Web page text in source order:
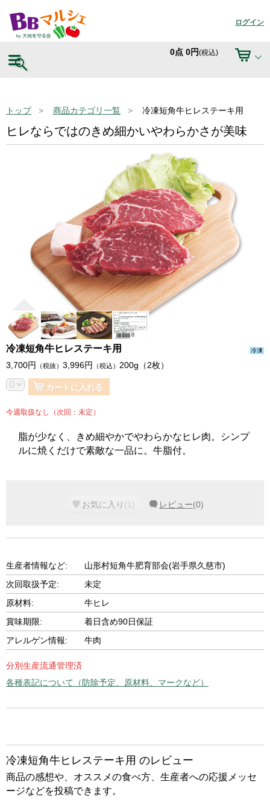
ログイン
0点 0円(税込)
トップ 商品カテゴリ一覧 冷凍短角牛ヒレステーキ用
ヒレならではのきめ細かいやわらかさが美味
冷凍短角牛ヒレステーキ用 冷凍
3,700円 （税抜） 3,996円 （税込） 200g（2枚）
カートに入れる
今週取扱なし（次回：未定）
脂が少なく、きめ細やかでやわらかなヒレ肉。シンプ
ルに焼くだけで素敵な一品に。牛脂付。
お気に入り (1 ) レビュー(0)
生産者情報など:
山形村短角牛肥育部会(岩手県久慈市)
次回取扱予定:
未定
原材料:
牛ヒレ
賞味期限:
着日含め90日保証
アレルゲン情報:
牛肉
分別生産流通管理済
各種表記について（防除予定、原材料、マークなど）
冷凍短角牛ヒレステーキ用 のレビュー
商品の感想や、オススメの食べ方、生産者への応援メッセ
ージなどを投稿できます。